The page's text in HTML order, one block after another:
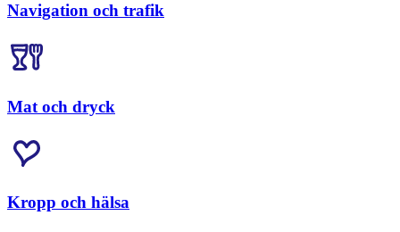
Navigation och trafik
Mat och dryck
Kropp och hälsa